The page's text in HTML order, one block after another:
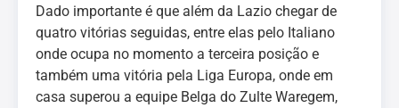
Dado importante é que além da Lazio chegar de
quatro vitórias seguidas, entre elas pelo Italiano
onde ocupa no momento a terceira posição e
também uma vitória pela Liga Europa, onde em
casa superou a equipe Belga do Zulte Waregem,